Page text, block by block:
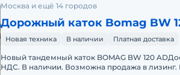
Москва и ещё 14 городов
Дорожный каток Bomag BW
Новая техника В наличии Платная доставка
Новый тандемный каток BOMAG BW 120
НДС. В наличии. Возможна продажа в лизинг.